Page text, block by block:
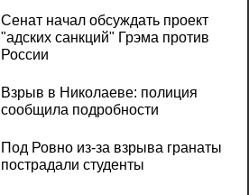
Сенат начал обсуждать проект
"адских санкций" Грэма против
России
Взрыв в Николаеве: полиция
сообщила подробности
Под Ровно из-за взрыва гранаты
пострадали студенты